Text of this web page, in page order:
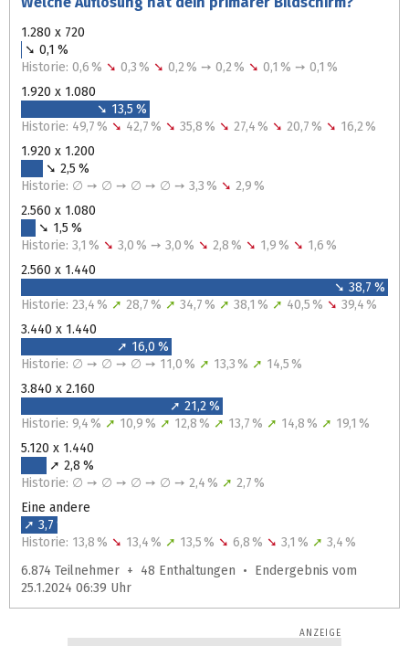
1.280 x 720
➘ 0,1 %
Historie: 0,6 % ➘ 0,3 % ➘ 0,2 % ➙ 0,2 % ➘ 0,1 % ➙ 0,1 %
1.920 x 1.080
➘ 13,5 %
Historie: 49,7 % ➘ 42,7 % ➘ 35,8 % ➘ 27,4 % ➘ 20,7 % ➘ 16,2 %
1.920 x 1.200
➘ 2,5 %
Historie: ∅ ➙ ∅ ➙ ∅ ➙ ∅ ➙ 3,3 % ➘ 2,9 %
2.560 x 1.080
➘ 1,5 %
Historie: 3,1 % ➘ 3,0 % ➙ 3,0 % ➘ 2,8 % ➘ 1,9 % ➘ 1,6 %
2.560 x 1.440
➘ 38,7 %
Historie: 23,4 % ➚ 28,7 % ➚ 34,7 % ➚ 38,1 % ➚ 40,5 % ➘ 39,4 %
3.440 x 1.440
➚ 16,0 %
Historie: ∅ ➙ ∅ ➙ ∅ ➙ 11,0 % ➚ 13,3 % ➚ 14,5 %
3.840 x 2.160
➚ 21,2 %
Historie: 9,4 % ➚ 10,9 % ➚ 12,8 % ➚ 13,7 % ➚ 14,8 % ➚ 19,1 %
5.120 x 1.440
➚ 2,8 %
Historie: ∅ ➙ ∅ ➙ ∅ ➙ ∅ ➙ 2,4 % ➚ 2,7 %
Eine andere
➚ 3,7 %
Historie: 13,8 % ➘ 13,4 % ➚ 13,5 % ➘ 6,8 % ➘ 3,1 % ➚ 3,4 %
6.874 Teilnehmer + 48 Enthaltungen • Endergebnis vom
25.1.2024 06:39 Uhr